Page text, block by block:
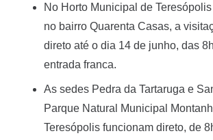
No Horto Municipal de
no bairro Quarenta Casas, a
direto até o dia 14 de junho, das
entrada franca.
As sedes Pedra da Tartaruga e
Parque Natural Municipal
Teresópolis funcionam direto, de